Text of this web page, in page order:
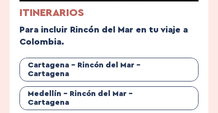
ITINERARIOS
Para incluir Rincón del Mar en tu viaje a
Colombia.
Cartagena – Rincón del Mar –
Cartagena
Medellín – Rincón del Mar –
Cartagena